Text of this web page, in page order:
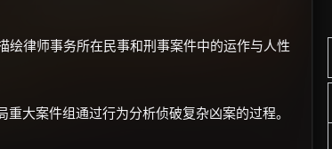
律师事务所在民事和刑事案件中的运作与人性
大案件组通过行为分析侦破复杂凶案的过程。